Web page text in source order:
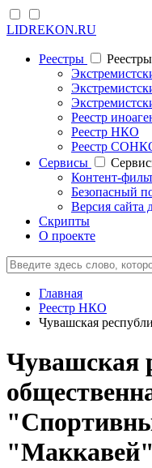
LIDREKON.RU
Реестры
Реестры
Реестр
Реестр НКО
Реестр
Cервисы
Контент-
Безопасный
Версия сайта
Скрипты
О проекте
Главная
Реестр НКО
Чувашская
Чувашская